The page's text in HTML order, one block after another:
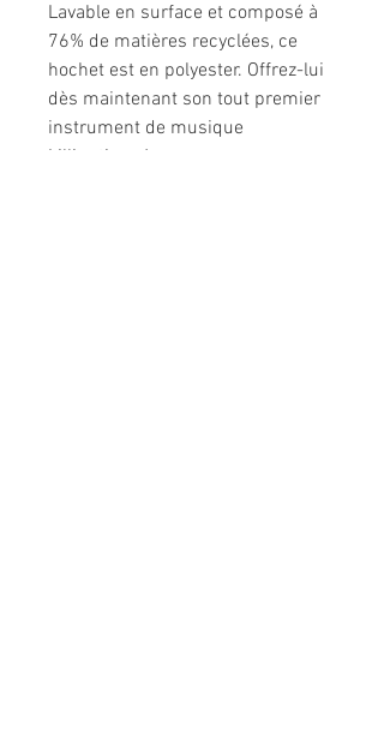
Lavable en surface et composé à
76% de matières recyclées, ce
hochet est en polyester. Offrez-lui
dès maintenant son tout premier
instrument de musique
Lilliputiens !